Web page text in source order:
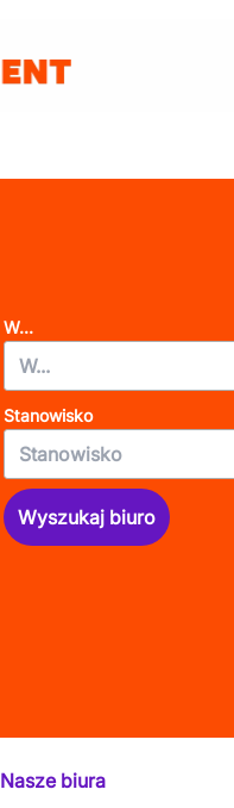
W...
Stanowisko
Wyszukaj biuro
Nasze biura